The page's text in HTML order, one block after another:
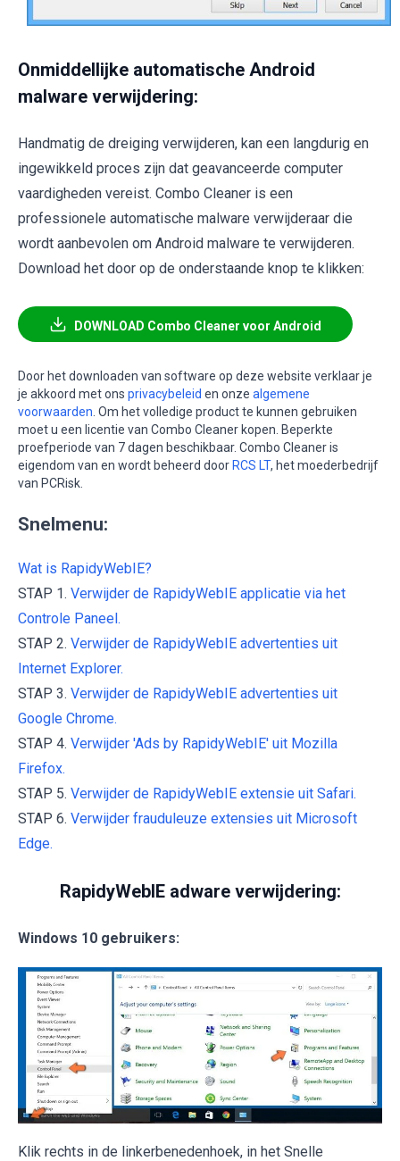
Onmiddellijke automatische Android
malware verwijdering:
Handmatig de dreiging verwijderen, kan een langdurig en
ingewikkeld proces zijn dat geavanceerde computer
vaardigheden vereist. Combo Cleaner is een
professionele automatische malware verwijderaar die
wordt aanbevolen om Android malware te verwijderen.
Download het door op de onderstaande knop te klikken:
DOWNLOAD Combo Cleaner voor Android
Door het downloaden van software op deze website verklaar je
je akkoord met ons privacybeleid en onze algemene
voorwaarden . Om het volledige product te kunnen gebruiken
moet u een licentie van Combo Cleaner kopen. Beperkte
proefperiode van 7 dagen beschikbaar. Combo Cleaner is
eigendom van en wordt beheerd door RCS LT, het moederbedrijf
van PCRisk.
Snelmenu:
Wat is RapidyWebIE?
STAP 1. Verwijder de RapidyWebIE applicatie via het
Controle Paneel.
STAP 2. Verwijder de RapidyWebIE advertenties uit
Internet Explorer.
STAP 3. Verwijder de RapidyWebIE advertenties uit
Google Chrome.
STAP 4. Verwijder 'Ads by RapidyWebIE' uit Mozilla
Firefox.
STAP 5. Verwijder de RapidyWebIE extensie uit Safari.
STAP 6. Verwijder frauduleuze extensies uit Microsoft
Edge.
RapidyWebIE adware verwijdering:
Windows 10 gebruikers:
Klik rechts in de linkerbenedenhoek, in het Snelle